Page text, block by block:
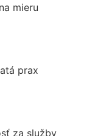
mieru
prax
za služby